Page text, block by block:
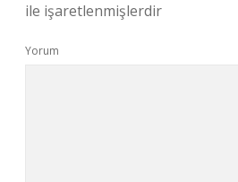
ile işaretlenmişlerdir
Yorum